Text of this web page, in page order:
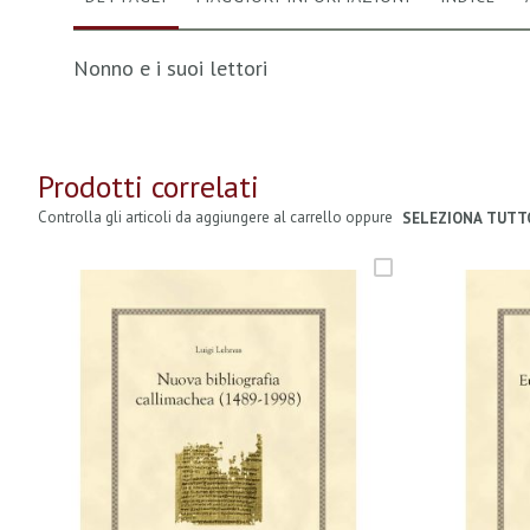
Nonno e i suoi lettori
Prodotti correlati
Controlla gli articoli da aggiungere al carrello oppure SELEZIONA